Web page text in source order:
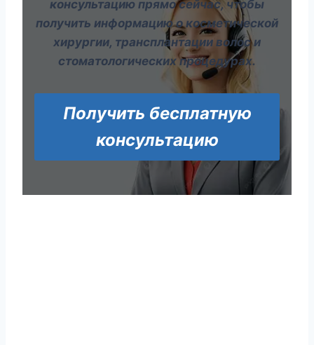
консультацию прямо сейчас, чтобы
получить информацию о косметической
хирургии, трансплантации волос и
стоматологических процедурах.
Получить бесплатную
консультацию